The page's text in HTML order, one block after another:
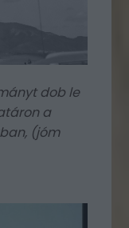
dob le
a
(jóm